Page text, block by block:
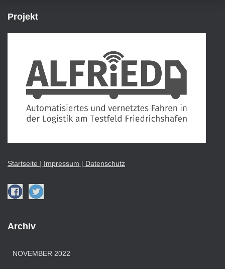
Projekt
Startseite | Impressum | Datenschutz
Archiv
NOVEMBER 2022